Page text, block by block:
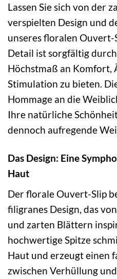
Lassen Sie sich von der
verspielten Design und
unseres floralen Ouvert-
Detail ist sorgfältig
Höchstmaß an Komfort,
Stimulation zu bieten.
Hommage an die
Ihre natürliche
dennoch aufregende
Das Design: Eine
Haut
Der florale Ouvert-Slip
filigranes Design, das
und zarten Blättern
hochwertige Spitze
Haut und erzeugt einen
zwischen Verhüllung